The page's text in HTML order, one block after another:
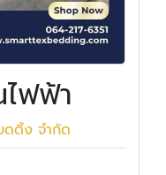
ฟฟ้า
ดดิ้ง จำกัด